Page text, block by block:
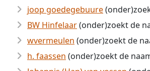
joop goedegebuure
BW Hinfelaar(onder)zoekt de
wvermeulen (onder)zoekt de
h. faassen (onder)zoekt de